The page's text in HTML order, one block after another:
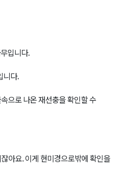
입니다.
니다.
으로 나온 재선충을 확인할 수
아요. 이게 현미경으로밖에 확인을